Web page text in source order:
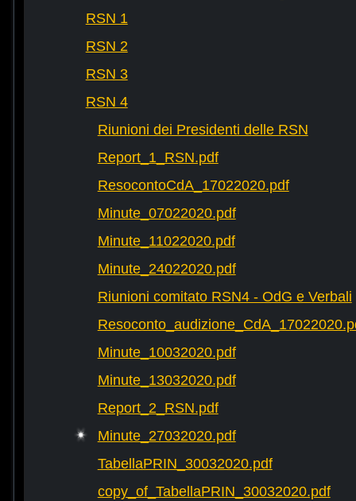
RSN 1
RSN 2
RSN 3
RSN 4
Riunioni dei Presidenti delle RSN
Report_1_RSN.pdf
ResocontoCdA_17022020.pdf
Minute_07022020.pdf
Minute_11022020.pdf
Minute_24022020.pdf
Riunioni comitato RSN4 - OdG e Verbali
Minute_10032020.pdf
Minute_13032020.pdf
Report_2_RSN.pdf
Minute_27032020.pdf
TabellaPRIN_30032020.pdf
copy_of_TabellaPRIN_30032020.pdf